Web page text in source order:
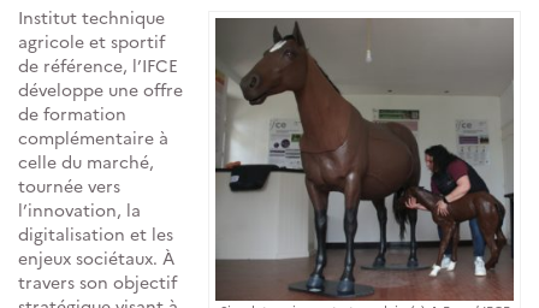
Institut technique
agricole et sportif
de référence, l’IFCE
développe une offre
de formation
complémentaire à
celle du marché,
tournée vers
l’innovation, la
digitalisation et les
enjeux sociétaux. À
travers son objectif